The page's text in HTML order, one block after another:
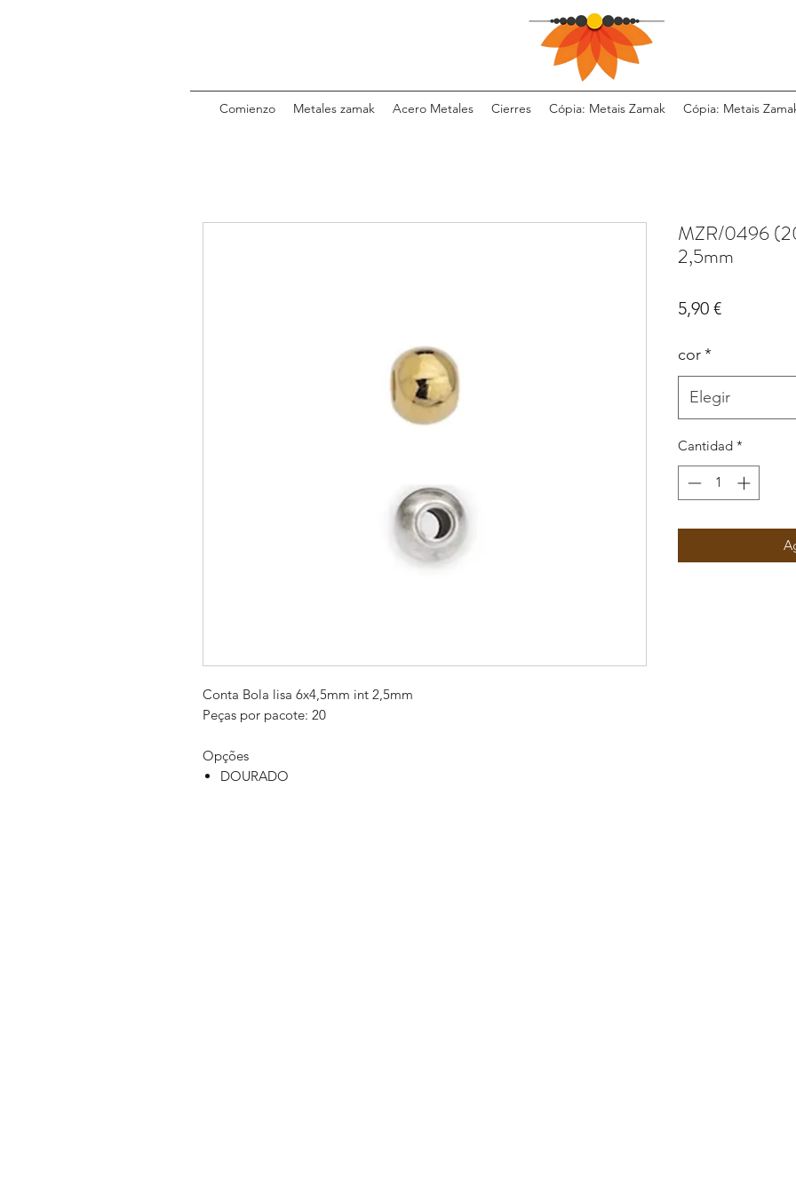
Comienzo Metales zamak Acero Metales Cierres Cópia: Metais Zamak Cópia: Metais
Conta Bola lisa 6x4,5mm int 2,5mm
Peças por pacote: 20
Opções
DOURADO
MZR/0496
2,5mm
5,90 €Precio
cor*
Elegir
Cantidad *